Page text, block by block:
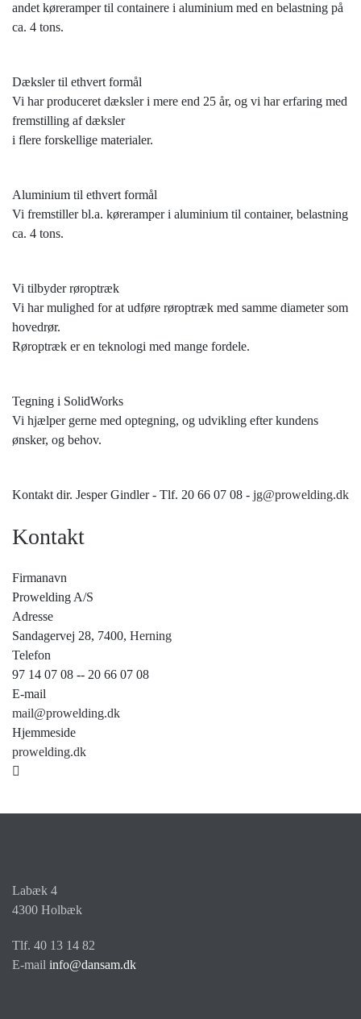
andet køreramper til containere i aluminium med en belastning på
ca. 4 tons.
Dæksler til ethvert formål
Vi har produceret dæksler i mere end 25 år, og vi har erfaring med
fremstilling af dæksler
i flere forskellige materialer.
Aluminium til ethvert formål
Vi fremstiller bl.a. køreramper i aluminium til container, belastning
ca. 4 tons.
Vi tilbyder røroptræk​
Vi har mulighed for at udføre røroptræk med samme diameter som
hovedrør.
Røroptræk er en teknologi med mange fordele.
Tegning i SolidWorks
Vi hjælper gerne med optegning, og udvikling efter kundens
ønsker, og behov.
Kontakt dir. Jesper Gindler - Tlf. 20 66 07 08 - jg@prowelding.dk
Kontakt
Firmanavn
Prowelding A/S
Adresse
Sandagervej 28, 7400, Herning
Telefon
97 14 07 08 -- 20 66 07 08
E-mail
mail@prowelding.dk
Hjemmeside
prowelding.dk
Labæk 4
4300 Holbæk
Tlf. 40 13 14 82
E-mail info@dansam.dk